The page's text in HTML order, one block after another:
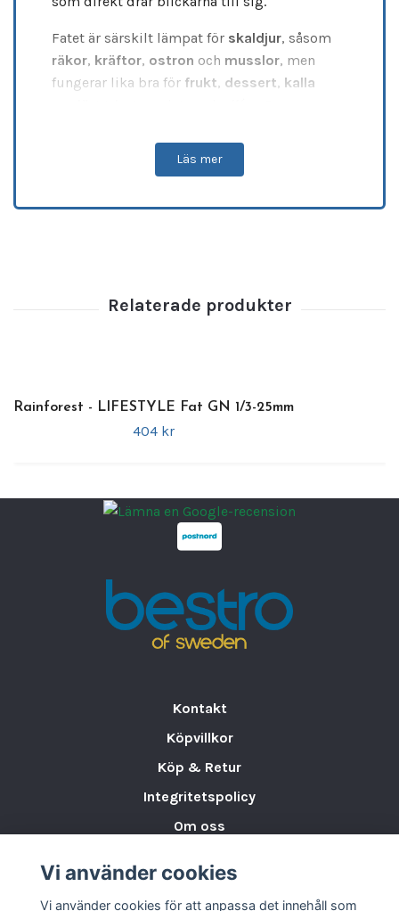
Fatet är särskilt lämpat för skaldjur, såsom
räkor, kräftor, ostron och musslor, men
fungerar lika bra för frukt, dessert, kalla
känsla och gör fatet till ett tydligt blickfång
Specifikationer
Användningsområde:
Skaldjur,
bufféservering och presentation
bufféupplevelse, därfunktion kombineras
med stark visuell elegans
Läs mer
Rainforest - LIFESTYLE Fat GN 1/3-25mm
404 kr
Kontakt
Köpvillkor
Köp & Retur
Integritetspolicy
Om oss
Varumärken & Partners
Vi använder cookies
Vi använder cookies för att anpassa det innehåll som